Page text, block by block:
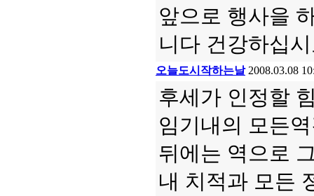
앞으로 행사을
니다 건강하십
오늘도시작하는날 2008.03.08
후세가 인정할
임기내의 모든
뒤에는 역으로
내 치적과 모든